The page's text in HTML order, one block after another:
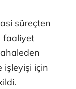
süreçten
faaliyet
işleyişi için